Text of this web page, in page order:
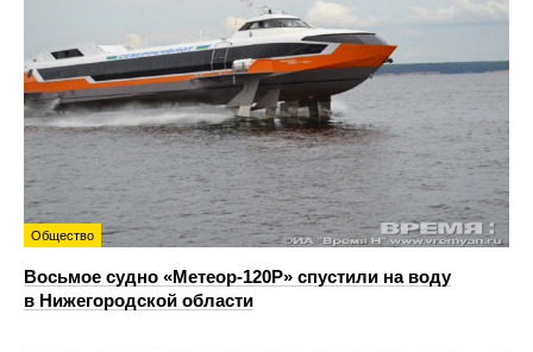
Общество
Восьмое судно «Метеор-120Р» спустили на воду
в Нижегородской области